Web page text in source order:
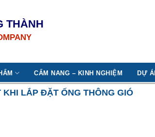
THÀNH
CẨM NANG – KINH NGHIỆM DỰ
LẮP ĐẶT ỐNG THÔNG GIÓ